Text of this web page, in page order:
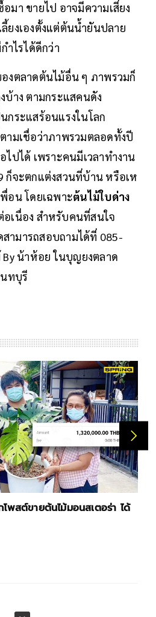
อมา ขายไป อาจมีความเสี่ยง
ยงเองตั้งแต่ต้นน้ำยันปลาย
ำไรได้ดีกว่า
งตลาดต้นไม้อื่น ๆ ภาพรวมก็
บ้าง ตามกระแสคนดัง
กระแสร้อนแรงในโลก
ามเชื่อว่าภาพรวมตลอดทั้งปี
ปได้ เพราะคนมีเวลาทำงาน
ก็จะตกแต่งสวนที่บ้าน หรือเห
อน โดยเฉพาะต้นไม้ใบด่าง
เนื่อง สำหรับคนที่สนใจ
ามารถสอบถามได้ที่ 085-
น้าห้อย ในบุญยงตลาด
ทบุรี
พสต์ขายต้นไม้มอนสเตอร่า ได้